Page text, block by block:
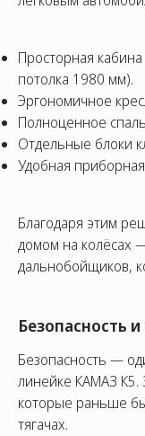
Просторная
потолка 1980 мм).
Эргономичное
Полноценное
Отдельные блоки
Удобная
Благодаря этим
домом на колёсах
дальнобойщиков,
Безопасность
Безопасность —
линейке КАМАЗ К5.
которые раньше
тягачах.